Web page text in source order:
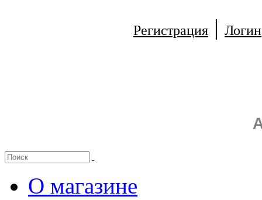
Регистрация | Логин
О магазине